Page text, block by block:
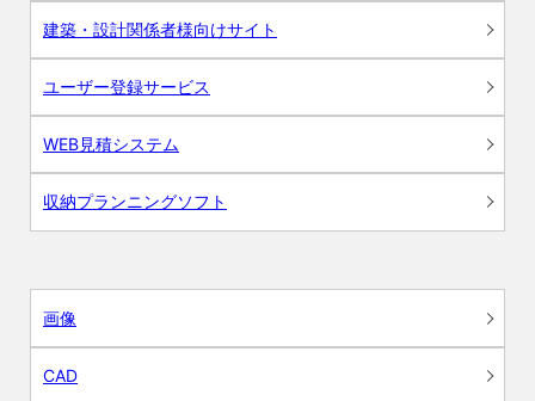
建築・設計関係者様向けサイト
ユーザー登録サービス
WEB見積システム
収納プランニングソフト
画像
CAD